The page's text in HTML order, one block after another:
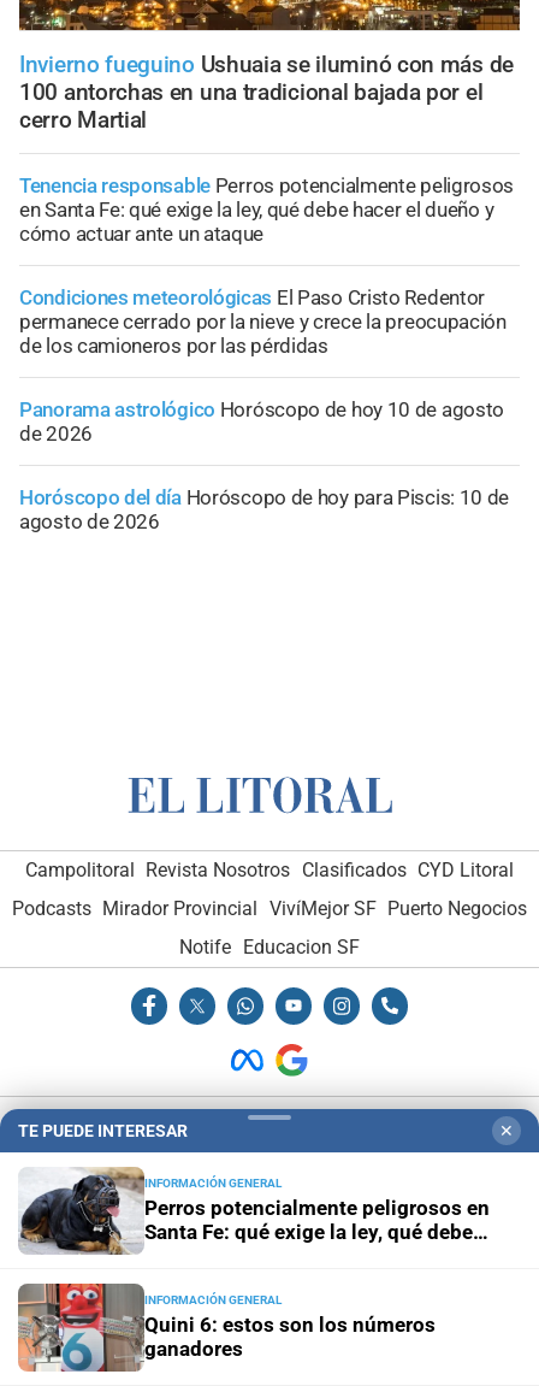
Invierno fueguino Ushuaia se iluminó con más de
100 antorchas en una tradicional bajada por el
cerro Martial
Tenencia responsable Perros potencialmente peligrosos
en Santa Fe: qué exige la ley, qué debe hacer el dueño y
cómo actuar ante un ataque
Condiciones meteorológicas El Paso Cristo Redentor
permanece cerrado por la nieve y crece la preocupación
de los camioneros por las pérdidas
Panorama astrológico Horóscopo de hoy 10 de agosto
de 2026
Horóscopo del día Horóscopo de hoy para Piscis: 10 de
agosto de 2026
Campolitoral Revista Nosotros Clasificados CYD Litoral
Podcasts Mirador Provincial VivíMejor SF Puerto Negocios
Notife
Educacion SF
Hemeroteca Digital (1930-1979) Receptorías de avisos -
Administración y Publicidad
Opcionales con El Litoral-MediaKit
TE PUEDE INTERESAR ✕
INFORMACIÓN GENERAL
Perros potencialmente peligrosos en
Santa Fe: qué exige la ley, qué debe
INFORMACIÓN GENERAL
Quini 6: estos son los números
ganadores